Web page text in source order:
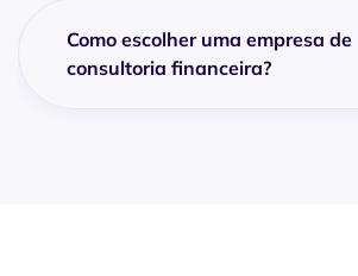
Como escolher uma empresa de
consultoria financeira?